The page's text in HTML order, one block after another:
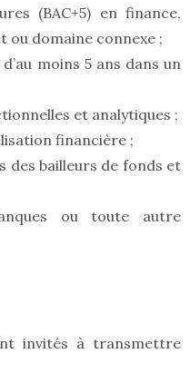
(BAC+5) en finance,
ou domaine connexe ;
moins 5 ans dans un
et analytiques ;
financière ;
des bailleurs de fonds et
ou toute autre
invités à transmettre